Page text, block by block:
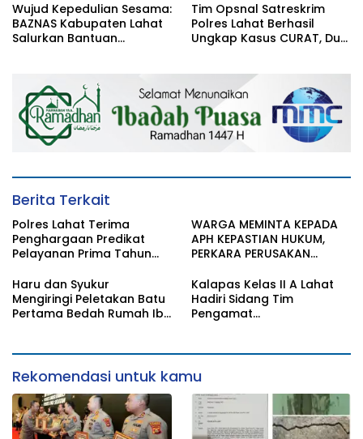
Wujud Kepedulian Sesama:
BAZNAS Kabupaten Lahat
Salurkan Bantuan
Tim Opsnal Satreskrim
Polres Lahat Berhasil
Ungkap Kasus CURAT, Dua
Berita Terkait
Polres Lahat Terima
Penghargaan Predikat
Pelayanan Prima Tahun
WARGA MEMINTA KEPADA
APH KEPASTIAN HUKUM,
PERKARA PERUSAKAN
Haru dan Syukur
Mengiringi Peletakan Batu
Pertama Bedah Rumah Ibu
Kalapas Kelas II A Lahat
Hadiri Sidang Tim
Pengamat
DirJenPas Sumsel Dan
Bapas Kelas II Lahat
Rekomendasi untuk kamu